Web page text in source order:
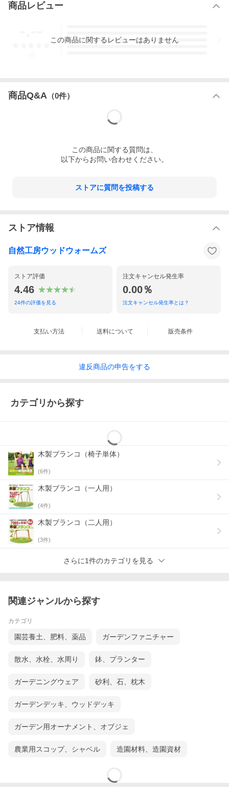
商品レビュー
3
この商品に関するレビューはありません
商品Q&A （0件）
この商品に関する質問は、
以下からお問い合わせください。
ストアに質問を投稿する
ストア情報
自然工房ウッドウォームズ
ストア評価
4.46
24件の評価を見る
注文キャンセル発生率
0.00％
注文キャンセル発生率とは？
支払い方法 送料について 販売条件
違反商品の申告をする
カテゴリから探す
木製ブランコ（椅子単体）
(6件)
木製ブランコ（一人用）
(4件)
木製ブランコ（二人用）
(3件)
さらに1件のカテゴリを見る
関連ジャンルから探す
カテゴリ
園芸養土、肥料、薬品 ガーデンファニチャー
散水、水栓、水周り 鉢、プランター
ガーデニングウェア 砂利、石、枕木
ガーデンデッキ、ウッドデッキ
ガーデン用オーナメント、オブジェ
農業用スコップ、シャベル 造園材料、造園資材